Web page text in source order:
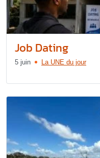
Job Dating
5 juin La UNE du jour